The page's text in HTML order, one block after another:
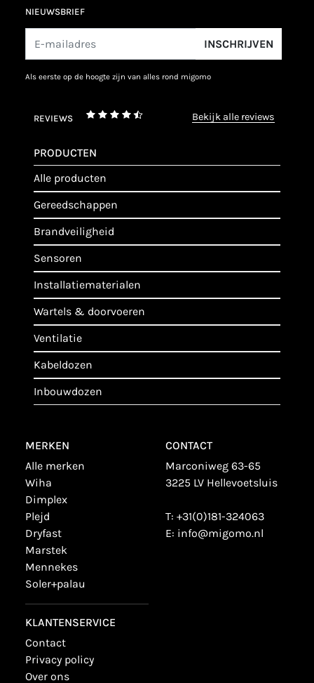
NIEUWSBRIEF
INSCHRIJVEN
als eerste op de hoogte zijn van alles rond migomo
REVIEWS bekijk alle reviews
PRODUCTEN
alle producten
gereedschappen
brandveiligheid
sensoren
installatiematerialen
wartels & doorvoeren
ventilatie
kabeldozen
inbouwdozen
MERKEN
alle merken
wiha
dimplex
plejd
dryfast
marstek
mennekes
soler+palau
KLANTENSERVICE
contact
privacy policy
over ons
CONTACT
Marconiweg 63-65
3225 LV Hellevoetsluis
T: +31(0)181-324063
E: info@migomo.nl